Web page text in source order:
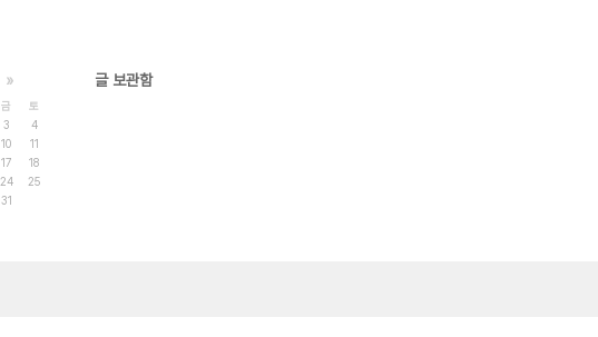
»
금
토
3
4
10
11
17
18
24
25
31
글 보관함